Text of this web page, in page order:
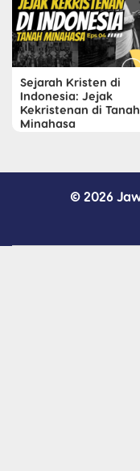
Sejarah Kristen di
Indonesia: Jejak
Kekristenan di Tanah
Minahasa
© 2026